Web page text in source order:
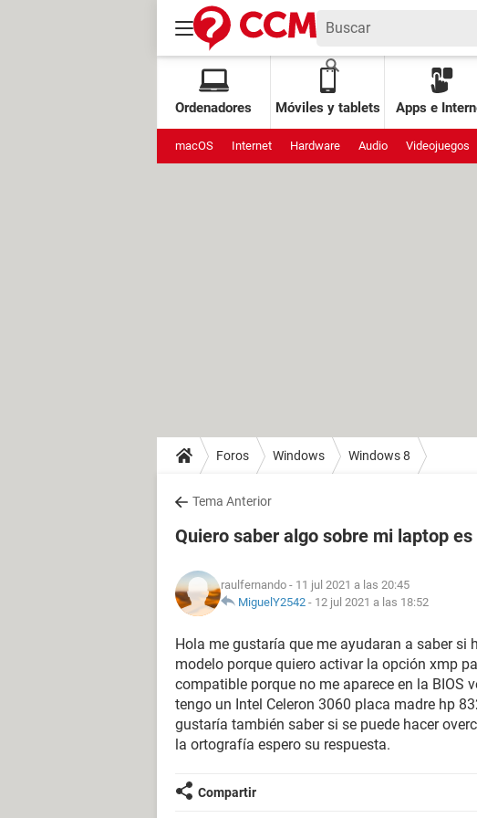
Ordenadores Móviles y tablets Apps e
macOS Internet Hardware Audio Videojuegos
Foros Windows Windows 8
Tema Anterior
Quiero saber algo sobre mi laptop
raulfernando - 11 jul 2021 a las 20:45
MiguelY2542 - 12 jul 2021 a las 18:52
Hola me gustaría que me ayudaran a saber si
modelo porque quiero activar la opción xmp
compatible porque no me aparece en la BIOS
tengo un Intel Celeron 3060 placa madre hp
gustaría también saber si se puede hacer
la ortografía espero su respuesta.
Compartir